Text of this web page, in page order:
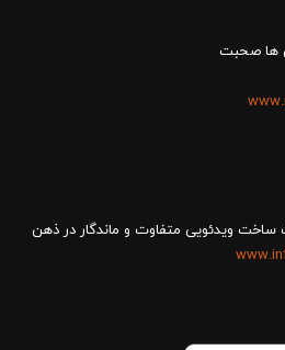
ها صحبت
ساخت ویدئویی متفاوت و ماندگار در ذهن